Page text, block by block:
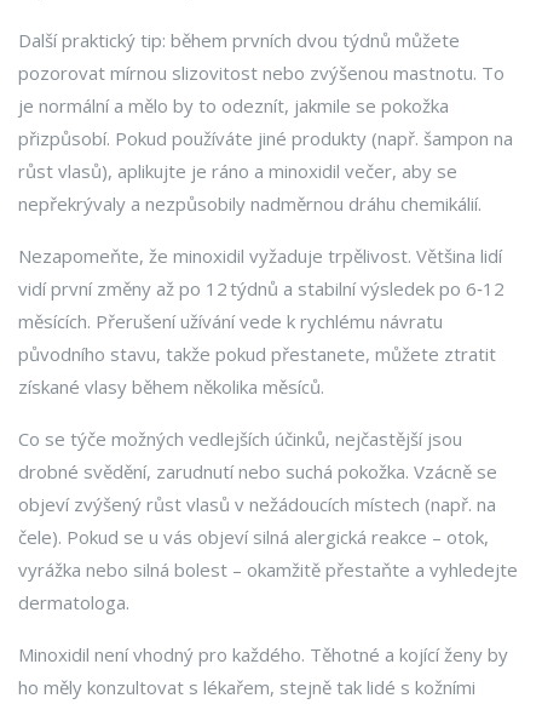
Další praktický tip: během prvních dvou týdnů můžete
pozorovat mírnou slizovitost nebo zvýšenou mastnotu. To
je normální a mělo by to odeznít, jakmile se pokožka
přizpůsobí. Pokud používáte jiné produkty (např. šampon na
růst vlasů), aplikujte je ráno a minoxidil večer, aby se
nepřekrývaly a nezpůsobily nadměrnou dráhu chemikálií.
Nezapomeňte, že minoxidil vyžaduje trpělivost. Většina lidí
vidí první změny až po 12 týdnů a stabilní výsledek po 6‑12
měsících. Přerušení užívání vede k rychlému návratu
původního stavu, takže pokud přestanete, můžete ztratit
získané vlasy během několika měsíců.
Co se týče možných vedlejších účinků, nejčastější jsou
drobné svědění, zarudnutí nebo suchá pokožka. Vzácně se
objeví zvýšený růst vlasů v nežádoucích místech (např. na
čele). Pokud se u vás objeví silná alergická reakce – otok,
vyrážka nebo silná bolest – okamžitě přestaňte a vyhledejte
dermatologa.
Minoxidil není vhodný pro každého. Těhotné a kojící ženy by
ho měly konzultovat s lékařem, stejně tak lidé s kožními